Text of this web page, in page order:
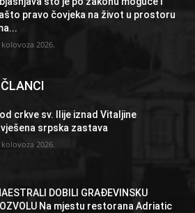
pravo čovjeka na život u prostoru
kolovoza 2026.
crkve sv. Ilije iznad Vitaljine
srpska zastava
kolovoza 2026.
DOBILI GRAĐEVINSKU
Na mjestu restorana Adriatic